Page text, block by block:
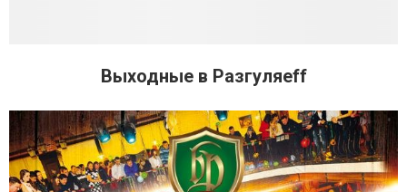
Выходные в Разгуляеff